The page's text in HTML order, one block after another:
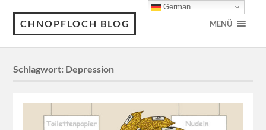
CHNOPFLOCH BLOG MENÜ
Schlagwort: Depression
German